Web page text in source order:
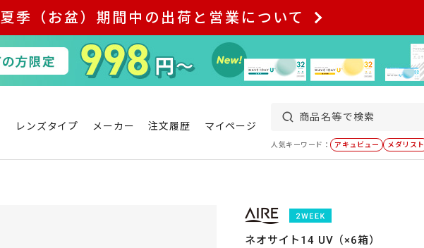
夏季（お盆）期間中の出荷と営業について
レンズタイプ メーカー 注文履歴 マイページ
人気キーワード： アキュビュー メダリスト
ネオサイト14 UV（×6箱）